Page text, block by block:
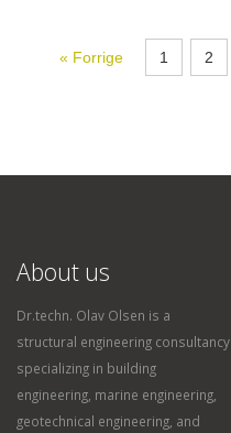
« Forrige 1 2
About us
Dr.techn. Olav Olsen is a
structural engineering consultancy
specializing in building
engineering, marine engineering,
geotechnical engineering, and